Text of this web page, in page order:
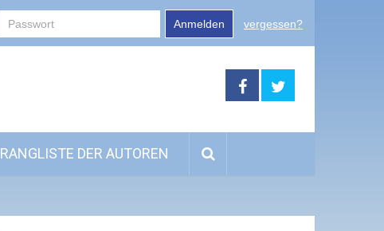
Anmelden vergessen?
RANGLISTE DER AUTOREN